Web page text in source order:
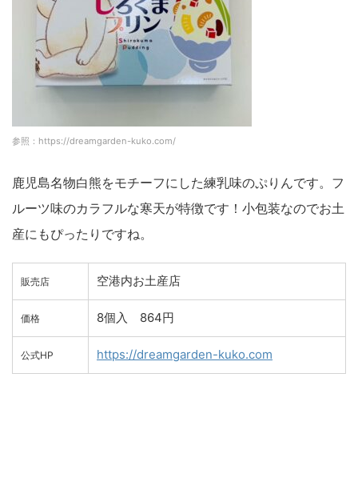
参照：https://dreamgarden-kuko.com/
鹿児島名物白熊をモチーフにした練乳味のぷりんです。フ
ルーツ味のカラフルな寒天が特徴です！小包装なのでお土
産にもぴったりですね。
販売店 空港内お土産店
価格 8個入 864円
公式HP https://dreamgarden-kuko.com